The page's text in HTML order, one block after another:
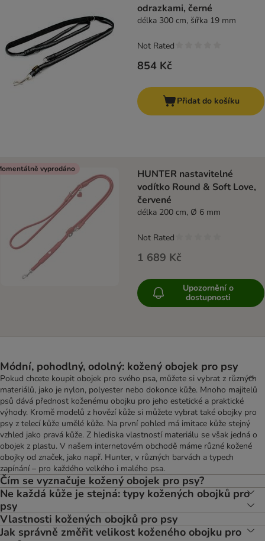
odrazkami, černé
délka 300 cm, šířka 19 mm
854 Kč
Not Rated
Přidat do košíku
vyprodáno
HUNTER nastavitelné
vodítko Round & Soft Love,
červené
délka 200 cm, Ø 6 mm
1 689 Kč
Not Rated
Upozornění o
dostupnosti
Módní, pohodlný, odolný: kožený obojek pro psy
Pokud chcete koupit obojek pro svého psa, můžete si vybrat z různých
materiálů, jako je nylon, polyester nebo dokonce kůže. Mnoho majitelů
psů dává přednost koženému obojku pro jeho estetické a praktické
výhody. Kromě modelů z hovězí kůže si můžete vybrat také obojky pro
psy z telecí kůže umělé kůže. Na první pohled má imitace kůže stejný
vzhled jako pravá kůže. Z hlediska vlastností materiálu se však jedná o
obojek z plastu. V našem internetovém obchodě máme různé kožené
obojky od značek, jako např. Hunter, v různých barvách a typech
zapínání – pro každého velkého i malého psa.
Čím se vyznačuje kožený obojek pro psy?
Ne každá kůže je stejná: typy kožených obojků pro
psy
Vlastnosti kožených obojků pro psy
Jak správně změřit velikost koženého obojku pro